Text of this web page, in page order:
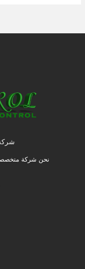
نحن شركة متخصصة